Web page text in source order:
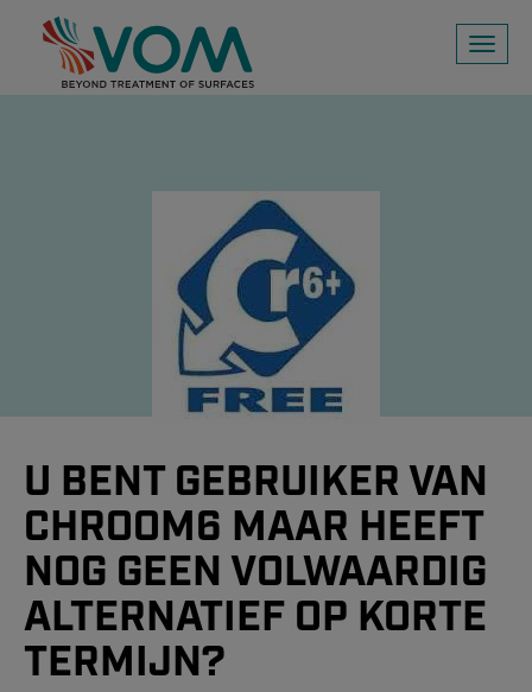
Toggle
U BENT GEBRUIKER VAN
CHROOM6 MAAR HEEFT
NOG GEEN VOLWAARDIG
ALTERNATIEF OP KORTE
TERMIJN?